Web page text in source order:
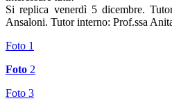
Si replica venerdì 5 dicembre.
Ansaloni. Tutor interno: Prof.ssa
Foto 1
Foto 2
Foto 3